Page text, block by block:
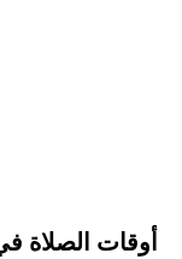
أوقات الصلاة